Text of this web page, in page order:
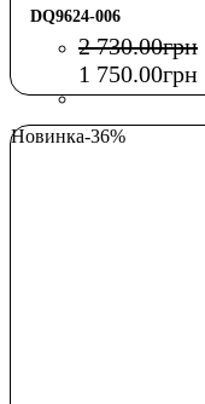
DQ9624-006
2 730.00грн
1 750.00грн
Новинка-36%